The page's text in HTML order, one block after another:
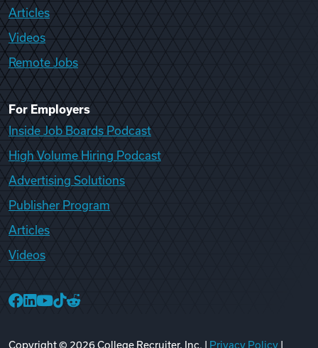
Articles
Videos
Remote Jobs
For Employers
Inside Job Boards Podcast
High Volume Hiring Podcast
Advertising Solutions
Publisher Program
Articles
Videos
Copyright © 2026College Recruiter, Inc. | Privacy Policy